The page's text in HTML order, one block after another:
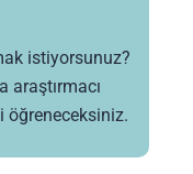
istiyorsunuz?
araştırmacı
öğreneceksiniz.